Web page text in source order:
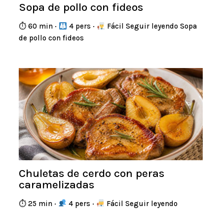
Sopa de pollo con fideos
⏱ 60 min · 4 pers ·
Fácil Seguir leyendo Sopa
de pollo con fideos
Chuletas de cerdo con peras
caramelizadas
⏱ 25 min · 4 pers ·
Fácil Seguir leyendo